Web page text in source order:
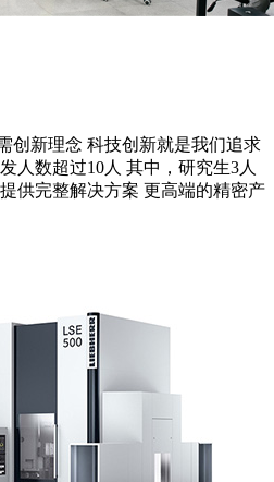
创新理念 科技创新就是我们追求
人数超过10人 其中，研究生3人
供完整解决方案 更高端的精密产